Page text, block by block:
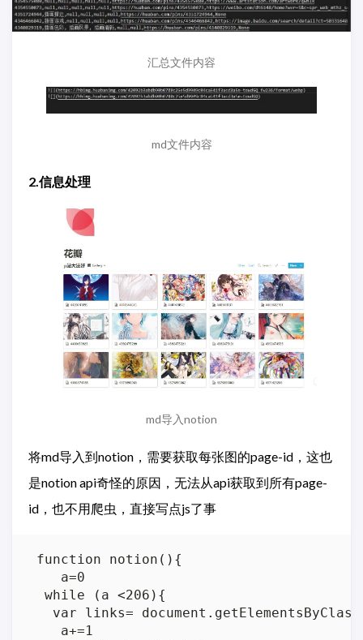
汇总文件内容
md文件内容
2.信息处理
md导入notion
将md导入到notion，需要获取每张图的page-id，这也
是notion api奇怪的原因，无法从api获取到所有page-
id，也不用爬虫，直接写点js了事
function notion(){
    a=0
  while (a <206){
var links=
    a+=1